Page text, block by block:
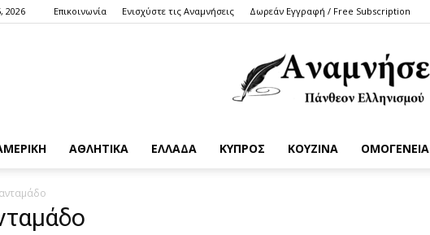
2026 Επικοινωνία Ενισχύστε τις Αναμνήσεις Δωρεάν Εγγραφή / Free Subscription
ΑΘΛΗΤΙΚΑ ΕΛΛΑΔΑ ΚΥΠΡΟΣ ΚΟΥΖΙΝΑ ΟΜΟΓΕΝΕΙΑ